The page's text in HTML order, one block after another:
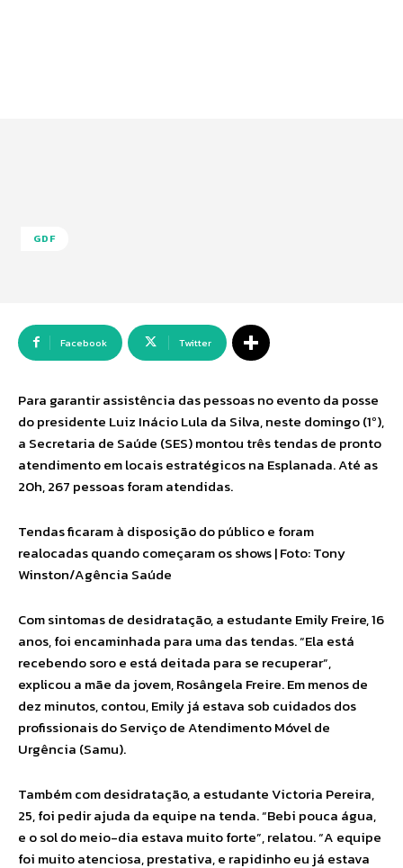
GDF
Facebook Twitter
Para garantir assistência das pessoas no evento da posse
do presidente Luiz Inácio Lula da Silva, neste domingo (1º),
a Secretaria de Saúde (SES) montou três tendas de pronto
atendimento em locais estratégicos na Esplanada. Até as
20h, 267 pessoas foram atendidas.
Tendas ficaram à disposição do público e foram
realocadas quando começaram os shows | Foto: Tony
Winston/Agência Saúde
Com sintomas de desidratação, a estudante Emily Freire, 16
anos, foi encaminhada para uma das tendas. “Ela está
recebendo soro e está deitada para se recuperar”,
explicou a mãe da jovem, Rosângela Freire. Em menos de
dez minutos, contou, Emily já estava sob cuidados dos
profissionais do Serviço de Atendimento Móvel de
Urgência (Samu).
Também com desidratação, a estudante Victoria Pereira,
25, foi pedir ajuda da equipe na tenda. “Bebi pouca água,
e o sol do meio-dia estava muito forte”, relatou. “A equipe
foi muito atenciosa, prestativa, e rapidinho eu já estava